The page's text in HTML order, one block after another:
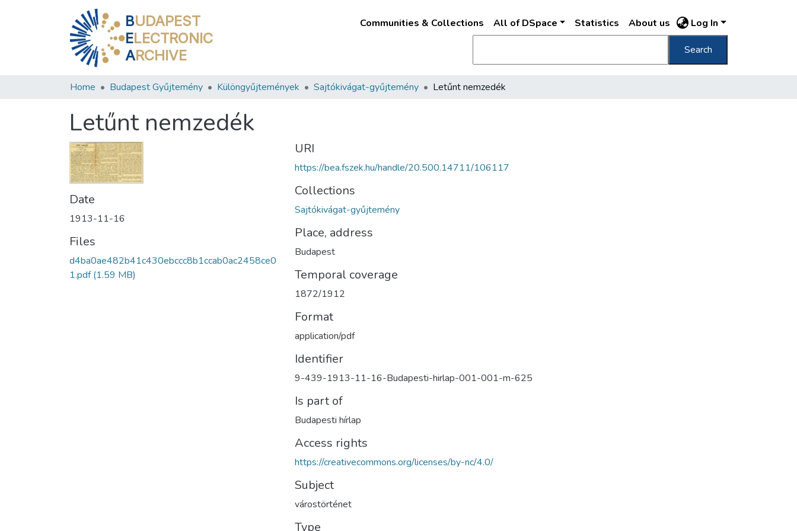
BUDAPEST
ELECTRONIC
ARCHIVE
Communities & Collections All of DSpace Statistics About us Log In
Search
Home Budapest Gyűjtemény Különgyűjtemények Sajtókivágat-gyűjtemény Letűnt nemzedék
Letűnt nemzedék
Date
1913-11-16
Files
d4ba0ae482b41c430ebccc8b1ccab0ac2458ce0
1.pdf(1.59 MB)
URI
https://bea.fszek.hu/handle/20.500.14711/106117
Collections
Sajtókivágat-gyűjtemény
Place, address
Budapest
Temporal coverage
1872/1912
Format
application/pdf
Identifier
9-439-1913-11-16-Budapesti-hirlap-001-001-m-625
Is part of
Budapesti hírlap
Access rights
https://creativecommons.org/licenses/by-nc/4.0/
Subject
várostörténet
Type